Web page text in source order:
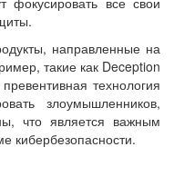
направленные на
такие как Deception
технология
злоумышленников,
что является важным
кибербезопасности.